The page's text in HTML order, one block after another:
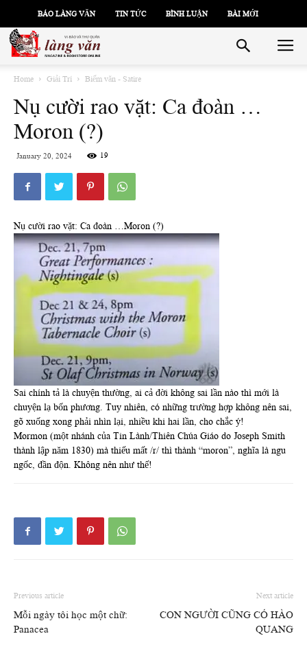
BÁO LÀNG VĂN TIN TỨC BÌNH LUẬN BÀI MỚI
Home Giải Trí Biếm văn - Satire
Nụ cười rao vặt: Ca đoàn …
Moron (?)
January 20, 2024 19
Nụ cười rao vặt: Ca đoàn …Moron (?)
Sai chính tả là chuyện thường, ai cả đời không sai lần nào thì mới là
chuyện lạ bốn phương. Tuy nhiên, có những trường hợp không nên sai,
gõ xuống xong phải nhìn lại, nhiều khi hai lần, cho chắc ý!
Mormon (một nhánh của Tin Lành/Thiên Chúa Giáo do Joseph Smith
thành lập năm 1830) mà thiếu mất /r/ thì thành “moron”, nghĩa là ngu
ngốc, đần độn. Không nên như thế!
Previous article
Mỗi ngày tôi học một chữ:
Panacea
Next article
CON NGƯỜI CŨNG CÓ HÀO
QUANG